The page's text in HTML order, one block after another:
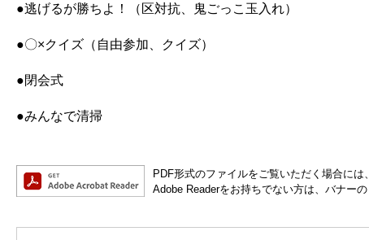
●逃げるが勝ちよ！（区対抗、鬼ごっこ玉入れ）
●〇×クイズ（自由参加、クイズ）
●閉会式
●みんなで清掃
PDF形式のファイルをご覧いただく場合には
Adobe Readerをお持ちでない方は、バナー